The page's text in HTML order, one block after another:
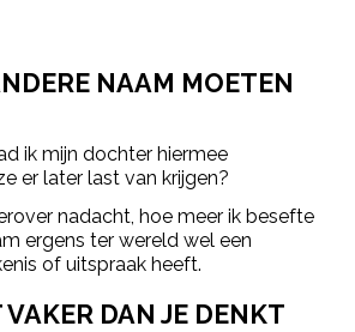
NAAM MOETEN
ik mijn dochter hiermee
er later last van krijgen?
nadacht, hoe meer ik besefte
ergens ter wereld wel een
of uitspraak heeft.
VAKER DAN JE DENKT